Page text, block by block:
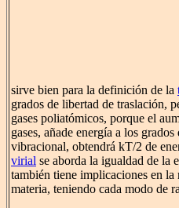
sirve bien para la definición de la
grados de libertad de traslación,
gases poliatómicos, porque el
gases, añade energía a los
vibracional, obtendrá kT/2 de
virial se aborda la igualdad de la
también tiene implicaciones en
materia, teniendo cada modo de